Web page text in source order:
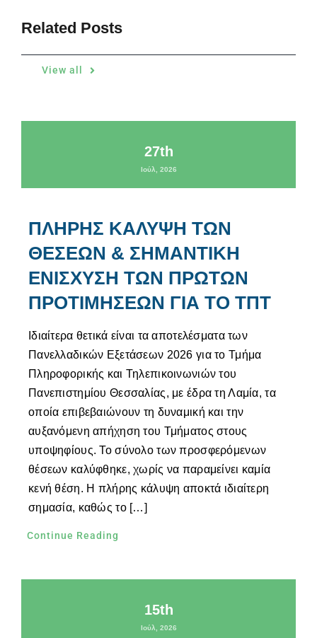
Related Posts
View all
27th
Ιούλ, 2026
ΠΛΗΡΗΣ ΚΑΛΥΨΗ ΤΩΝ
ΘΕΣΕΩΝ & ΣΗΜΑΝΤΙΚΗ
ΕΝΙΣΧΥΣΗ ΤΩΝ ΠΡΩΤΩΝ
ΠΡΟΤΙΜΗΣΕΩΝ ΓΙΑ ΤΟ ΤΠΤ
Ιδιαίτερα θετικά είναι τα αποτελέσματα των
Πανελλαδικών Εξετάσεων 2026 για το Τμήμα
Πληροφορικής και Τηλεπικοινωνιών του
Πανεπιστημίου Θεσσαλίας, με έδρα τη Λαμία, τα
οποία επιβεβαιώνουν τη δυναμική και την
αυξανόμενη απήχηση του Τμήματος στους
υποψηφίους. Το σύνολο των προσφερόμενων
θέσεων καλύφθηκε, χωρίς να παραμείνει καμία
κενή θέση. Η πλήρης κάλυψη αποκτά ιδιαίτερη
σημασία, καθώς το […]
Continue Reading
15th
Ιούλ, 2026